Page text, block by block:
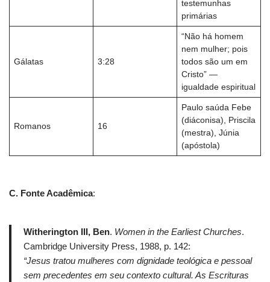
testemunhas
primárias
Gálatas 3:28
“Não há homem
nem mulher; pois
todos são um em
Cristo” —
igualdade espiritual
Romanos 16
Paulo saúda Febe
(diáconisa), Priscila
(mestra), Júnia
(apóstola)
C. Fonte Acadêmica:
Witherington III, Ben. Women in the Earliest Churches.
Cambridge University Press, 1988, p. 142:
“Jesus tratou mulheres com dignidade teológica e pessoal
sem precedentes em seu contexto cultural. As Escrituras